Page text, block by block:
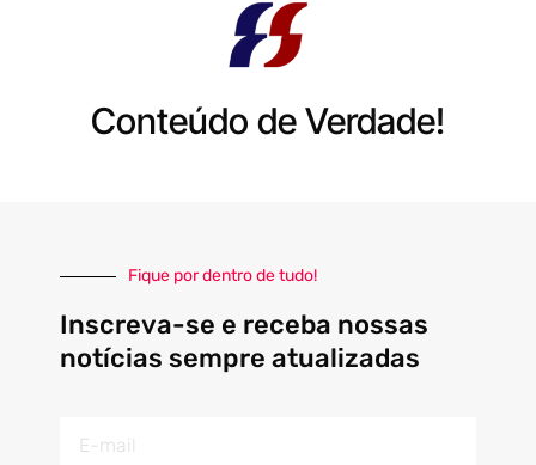
Conteúdo de Verdade!
Fique por dentro de tudo!
Inscreva-se e receba nossas
notícias sempre atualizadas
mail